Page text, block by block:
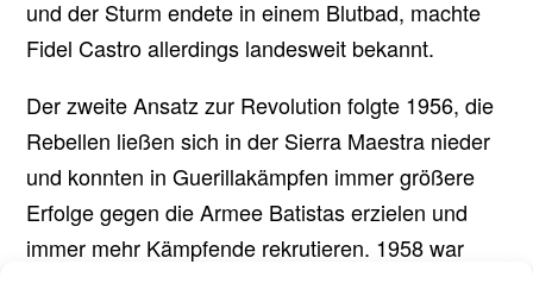
und der Sturm endete in einem Blutbad, machte
Fidel Castro allerdings landesweit bekannt.
Der zweite Ansatz zur Revolution folgte 1956, die
Rebellen ließen sich in der Sierra Maestra nieder
und konnten in Guerillakämpfen immer größere
Erfolge gegen die Armee Batistas erzielen und
immer mehr Kämpfende rekrutieren. 1958 war